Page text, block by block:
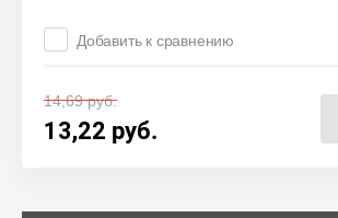
Добавить к сравнению
14,69руб.
13,22 руб.